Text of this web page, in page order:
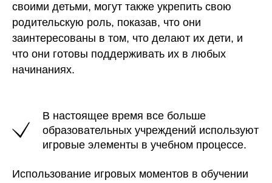
своими детьми, могут также укрепить свою
родительскую роль, показав, что они
заинтересованы в том, что делают их дети, и
что они готовы поддерживать их в любых
начинаниях.
В настоящее время все больше
образовательных учреждений используют
игровые элементы в учебном процессе.
Использование игровых моментов в обучении